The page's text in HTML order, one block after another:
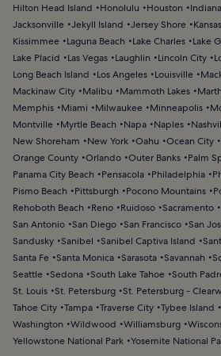
Hilton Head Island
Honolulu Houston
Jacksonville Jekyll Island Jersey Shore
Kissimmee
Laguna Beach Lake Charles Lake
Lake Placid
Las Vegas Laughlin Lincoln City
Long Beach Island
Los Angeles Louisville
Mackinaw City
Malibu Mammoth Lakes
Memphis
Miami Milwaukee Minneapolis
Montville
Myrtle Beach Napa Naples
New Shoreham
New York Oahu Ocean City
Orange County Orlando Outer Banks Palm
Panama City Beach
Pensacola Philadelphia
Pismo Beach
Pittsburgh Pocono Mountains
Rehoboth Beach
Reno Ruidoso Sacramento
San Antonio San Diego San Francisco San
Sandusky Sanibel Sanibel Captiva Island
Santa Fe Santa Monica Sarasota Savannah
Seattle Sedona South Lake Tahoe South
St. Louis St. Petersburg St. Petersburg -
Tahoe City Tampa Traverse City Tybee Island
Washington
Wildwood Williamsburg
Yellowstone National Park Yosemite National